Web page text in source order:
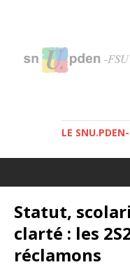
LE
Statut,
clarté : les
réclamons